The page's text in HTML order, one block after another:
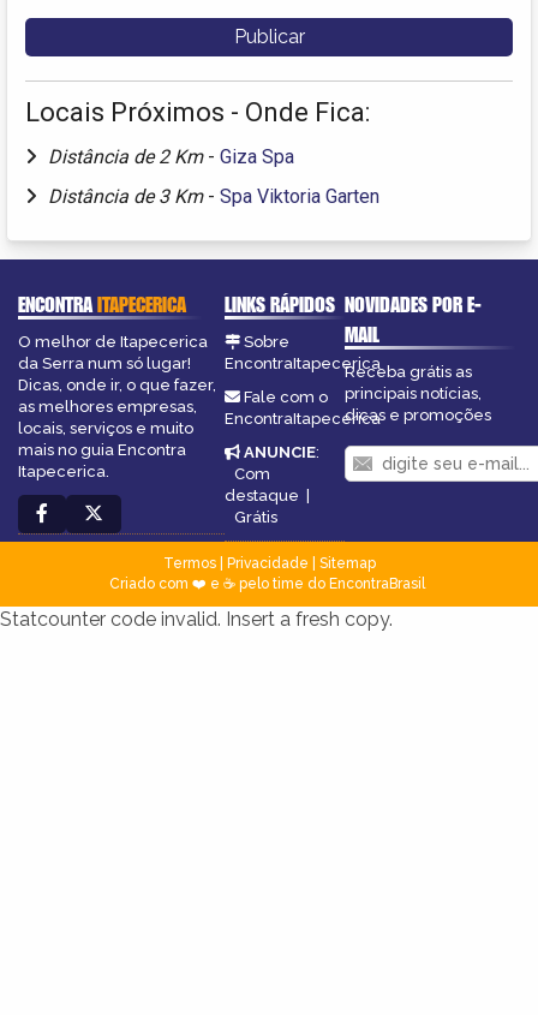
Locais Próximos - Onde Fica:
Distância de 2 Km - Giza Spa
Distância de 3 Km - Spa Viktoria Garten
ENCONTRAITAPECERICA
O melhor de Itapecerica
da Serra num só lugar!
Dicas, onde ir, o que fazer,
as melhores empresas,
locais, serviços e muito
mais no guia Encontra
Itapecerica.
LINKS RÁPIDOS
Sobre
EncontraItapecerica
Fale com o
EncontraItapecerica
ANUNCIE:
Com
destaque |
Grátis
NOVIDADES POR E-
MAIL
Receba grátis as
principais notícias,
dicas e promoções
Termos| Privacidade
Sitemap
Criado com ❤️ e ☕ pelo time do EncontraBrasil
Statcounter code invalid. Insert a fresh copy.